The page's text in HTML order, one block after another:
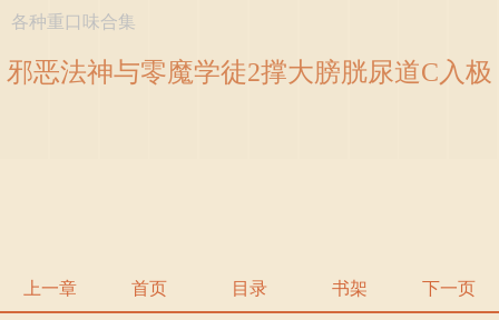
各种重口味合集
邪恶法神与零魔学徒2撑大膀胱尿道C入极
上一章 首页 目录 书架 下一页